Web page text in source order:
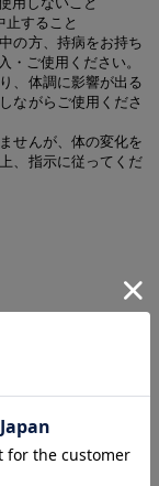
止すること
の方、持病をお持ち
・ご使用ください。
、体調に影響が出る
ながらご使用くださ
せんが、体の変化を
、指示に従ってくだ
をおすすめします